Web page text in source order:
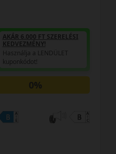
6.000 FT SZERELÉSI
a LENDÜLET
0%